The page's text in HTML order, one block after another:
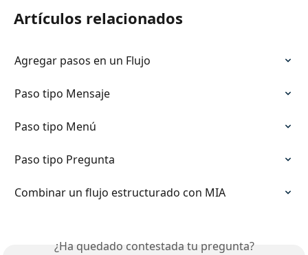
Artículos relacionados
Agregar pasos en un Flujo
Paso tipo Mensaje
Paso tipo Menú
Paso tipo Pregunta
Combinar un flujo estructurado con MIA
¿Ha quedado contestada tu pregunta?